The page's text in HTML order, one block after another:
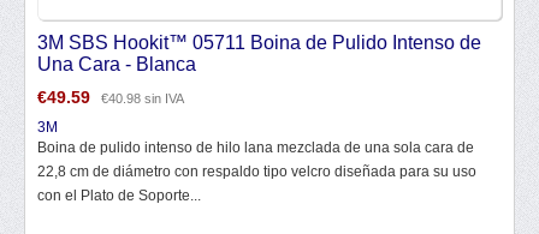
3M SBS Hookit™ 05711 Boina de Pulido Intenso de
Una Cara - Blanca
€49.59 €40.98 sin IVA
3M
Boina de pulido intenso de hilo lana mezclada de una sola cara de
22,8 cm de diámetro con respaldo tipo velcro diseñada para su uso
con el Plato de Soporte...